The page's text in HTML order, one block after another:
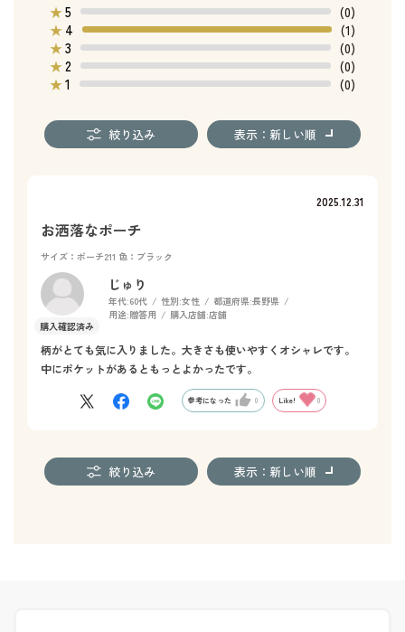
★5
(0)
★ 4
(1)
★3
(0)
★2
(0)
★1 (0)
絞り込み 表示：新しい順
2025.12.31
お洒落なポーチ
サイズ：ポーチ211 色：ブラック
じゅり
年代:60代 性別:女性 都道府県:長野県
用途:贈答用 購入店舗:店舗
柄がとても気に入りました。大きさも使いやすくオシャレです。
中にポケットがあるともっとよかったです。
参考になった 0 Like! 0
絞り込み 表示：新しい順